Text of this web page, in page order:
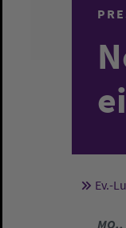
Ev.-
MO.,